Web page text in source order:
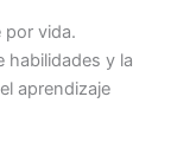
por vida.
habilidades y la
aprendizaje